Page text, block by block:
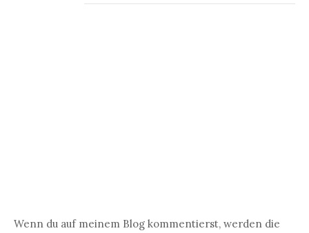
Wenn du auf meinem Blog kommentierst, werden die